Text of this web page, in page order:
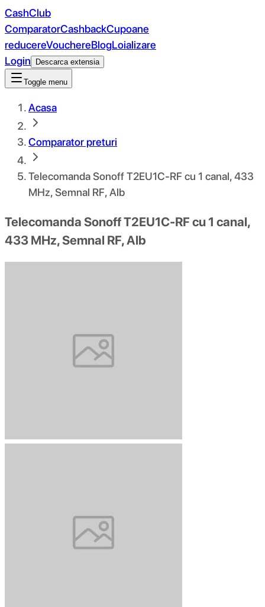
CashClub
ComparatorCashbackCupoane
reducereVouchereBlogLoializare
Login
Descarca extensia
Toggle menu
Acasa
Comparator preturi
Telecomanda Sonoff T2EU1C-RF cu 1 canal, 433
MHz, Semnal RF, Alb
Telecomanda Sonoff T2EU1C-RF cu 1 canal,
433 MHz, Semnal RF, Alb